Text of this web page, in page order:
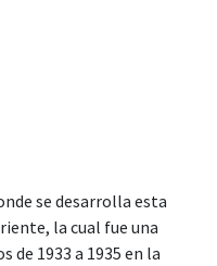
se desarrolla esta
la cual fue una
de 1933 a 1935 en la